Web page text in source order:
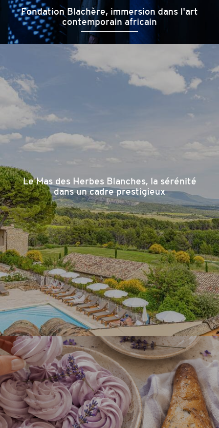
Fondation Blachère, immersion dans l'art
contemporain africain
Le Mas des Herbes Blanches, la sérénité
dans un cadre prestigieux